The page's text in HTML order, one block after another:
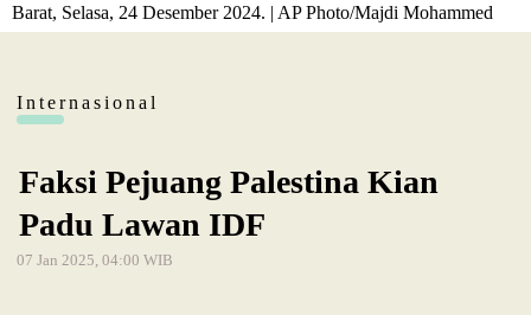
Barat, Selasa, 24 Desember 2024. | AP Photo/Majdi Mohammed
Internasional
Faksi Pejuang Palestina Kian
Padu Lawan IDF
07 Jan 2025, 04:00 WIB